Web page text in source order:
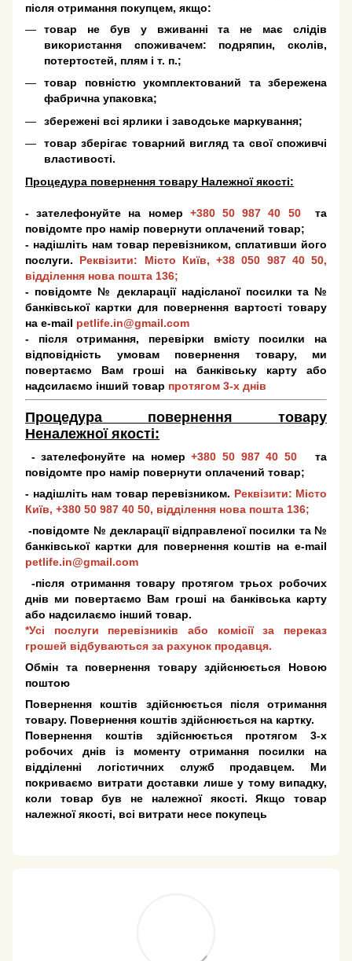
після отримання покупцем, якщо:
товар не був у вживанні та не має слідів
використання споживачем: подряпин, сколів,
потертостей, плям і т. п.;
товар повністю укомплектований та збережена
фабрична упаковка;
збережені всі ярлики і заводське маркування;
товар зберігає товарний вигляд та свої споживчі
властивості.
Процедура повернення товару Належної якості:
- зателефонуйте на номер +380 50 987 40 50
та
повідомте про намір повернути оплачений товар;
- надішліть нам товар перевізником, сплативши його
послуги. Реквізити: Місто Київ, +38 050 987 40 50,
відділення нова пошта 136;
- повідомте № декларації надісланої посилки та №
банківської картки для повернення вартості товару
на e-mail petlife.in@gmail.com
- після отримання, перевірки вмісту посилки на
відповідність умовам повернення товару, ми
повертаємо Вам гроші на банківську карту або
надсилаємо інший товар протягом 3-х днів
Процедура повернення товару
Неналежної якості:
- зателефонуйте на номер +380 50 987 40 50
та
повідомте про намір повернути оплачений товар;
- надішліть нам товар перевізником. Реквізити: Місто
Київ, +380 50 987 40 50, відділення нова пошта 136;
-повідомте № декларації відправленої посилки та №
банківської картки для повернення коштів на e-mail
petlife.in@gmail.com
-після отримання товару протягом трьох робочих
днів ми повертаємо Вам гроші на банківська карту
або надсилаємо інший товар.
*Усі послуги перевізників або комісії за переказ
грошей відбуваються за рахунок продавця.
Обмін та повернення товару здійснюється Новою
поштою
Повернення коштів здійснюється після отримання
товару. Повернення коштів здійснюється на картку.
Повернення коштів здійснюється протягом 3-х
робочих днів із моменту отримання посилки на
відділенні логістичних служб продавцем. Ми
покриваємо витрати доставки лише у тому випадку,
коли товар був не належної якості. Якщо товар
належної якості, всі витрати несе покупець